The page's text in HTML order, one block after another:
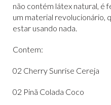
não contém látex natural, é
um material revolucionário,
estar usando nada.
Contem:
02 Cherry Sunrise Cereja
02 Pinã Colada Coco